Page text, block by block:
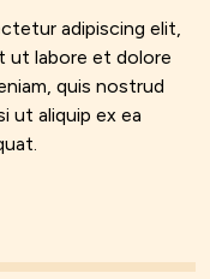
adipiscing elit,
ut labore et dolore
quis nostrud
ut aliquip ex ea